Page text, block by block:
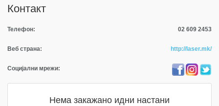
Контакт
Телефон: 02 609 2453
Веб страна: http://laser.mk/
Социјални мрежи:
Нема закажано идни настани